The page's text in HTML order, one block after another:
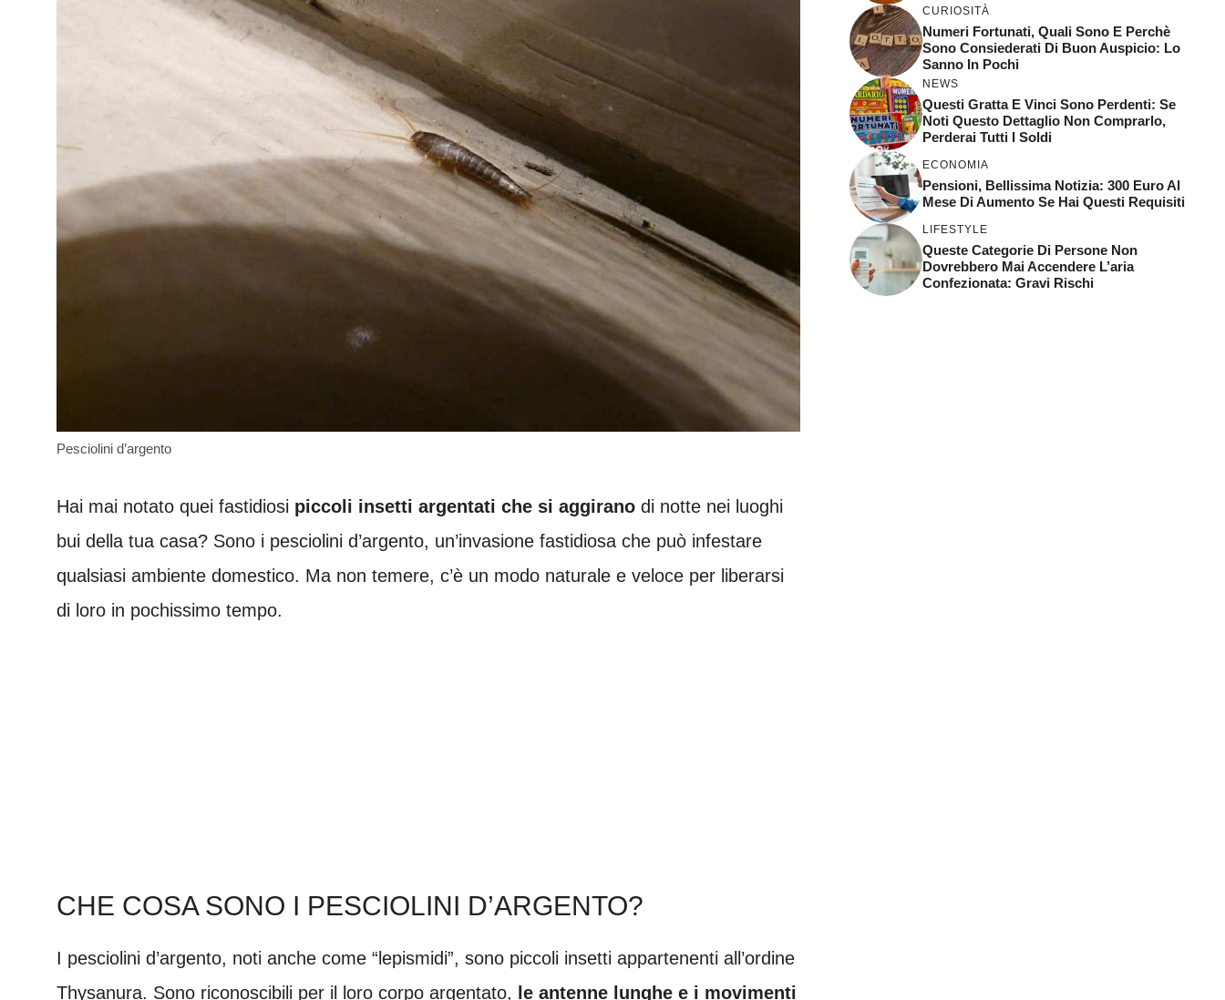
Pesciolini d’argento
Hai mai notato quei fastidiosi piccoli insetti argentati che si aggirano di notte nei luoghi
bui della tua casa? Sono i pesciolini d’argento, un’invasione fastidiosa che può infestare
qualsiasi ambiente domestico. Ma non temere, c’è un modo naturale e veloce per liberarsi
di loro in pochissimo tempo.
CHE COSA SONO I PESCIOLINI D’ARGENTO?
I pesciolini d’argento, noti anche come “lepismidi”, sono piccoli insetti appartenenti all’ordine
Thysanura. Sono riconoscibili per il loro corpo argentato, le antenne lunghe e i movimenti
CURIOSITÀ
Numeri Fortunati, Quali Sono E Perchè
Sono Consiederati Di Buon Auspicio: Lo
Sanno In Pochi
NEWS
Questi Gratta E Vinci Sono Perdenti: Se
Noti Questo Dettaglio Non Comprarlo,
Perderai Tutti I Soldi
ECONOMIA
Pensioni, Bellissima Notizia: 300 Euro Al
Mese Di Aumento Se Hai Questi Requisiti
LIFESTYLE
Queste Categorie Di Persone Non
Dovrebbero Mai Accendere L’aria
Confezionata: Gravi Rischi